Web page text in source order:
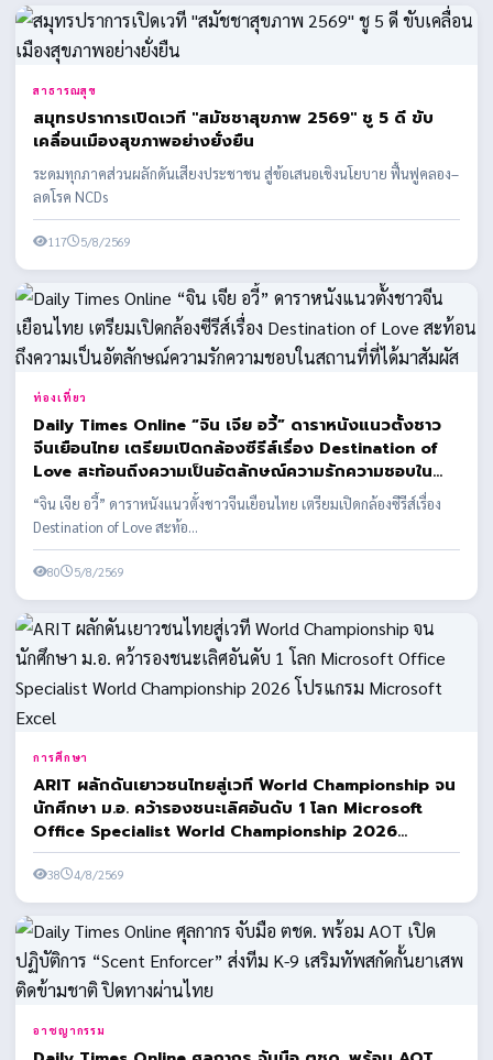
สาธารณสุข
สมุทรปราการเปิดเวที "สมัชชาสุขภาพ 2569" ชู 5 ดี ขับ
เคลื่อนเมืองสุขภาพอย่างยั่งยืน
ระดมทุกภาคส่วนผลักดันเสียงประชาชน สู่ข้อเสนอเชิงนโยบาย ฟื้นฟูคลอง–
ลดโรค NCDs
117 5/8/2569
ท่องเที่ยว
Daily Times Online “จิน เจีย อวี้” ดาราหนังแนวตั้งชาว
จีนเยือนไทย เตรียมเปิดกล้องซีรีส์เรื่อง Destination of
Love สะท้อนถึงความเป็นอัตลักษณ์ความรักความชอบใน
สถานที่ที่ได้มาสัมผัส
“จิน เจีย อวี้” ดาราหนังแนวตั้งชาวจีนเยือนไทย เตรียมเปิดกล้องซีรีส์เรื่อง
Destination of Love สะท้อ...
80 5/8/2569
การศึกษา
ARIT ผลักดันเยาวชนไทยสู่เวที World Championship จน
นักศึกษา ม.อ. คว้ารองชนะเลิศอันดับ 1 โลก Microsoft
Office Specialist World Championship 2026
โปรแกรม Microsoft Excel
38 4/8/2569
อาชญากรรม